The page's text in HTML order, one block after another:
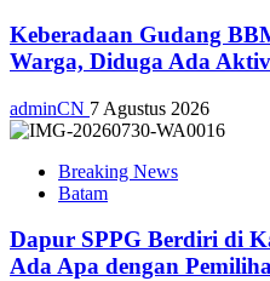
Keberadaan Gudang
Warga, Diduga Ada
adminCN 7 Agustus 2026
Breaking News
Batam
Dapur SPPG Berdiri di
Ada Apa dengan